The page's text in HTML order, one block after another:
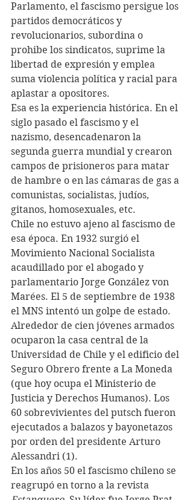
Parlamento, el fascismo persigue los
partidos democráticos y
revolucionarios, subordina o
prohibe los sindicatos, suprime la
libertad de expresión y emplea
suma violencia política y racial para
aplastar a opositores.
Esa es la experiencia histórica. En el
siglo pasado el fascismo y el
nazismo, desencadenaron la
segunda guerra mundial y crearon
campos de prisioneros para matar
de hambre o en las cámaras de gas a
comunistas, socialistas, judíos,
gitanos, homosexuales, etc.
Chile no estuvo ajeno al fascismo de
esa época. En 1932 surgió el
Movimiento Nacional Socialista
acaudillado por el abogado y
parlamentario Jorge González von
Marées. El 5 de septiembre de 1938
el MNS intentó un golpe de estado.
Alrededor de cien jóvenes armados
ocuparon la casa central de la
Universidad de Chile y el edificio del
Seguro Obrero frente a La Moneda
(que hoy ocupa el Ministerio de
Justicia y Derechos Humanos). Los
60 sobrevivientes del putsch fueron
ejecutados a balazos y bayonetazos
por orden del presidente Arturo
Alessandri (1).
En los años 50 el fascismo chileno se
reagrupó en torno a la revista